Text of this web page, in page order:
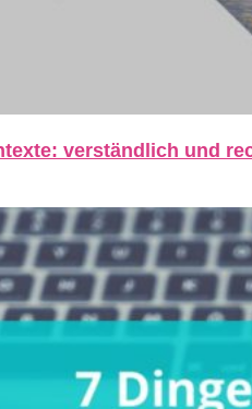
verständlich und